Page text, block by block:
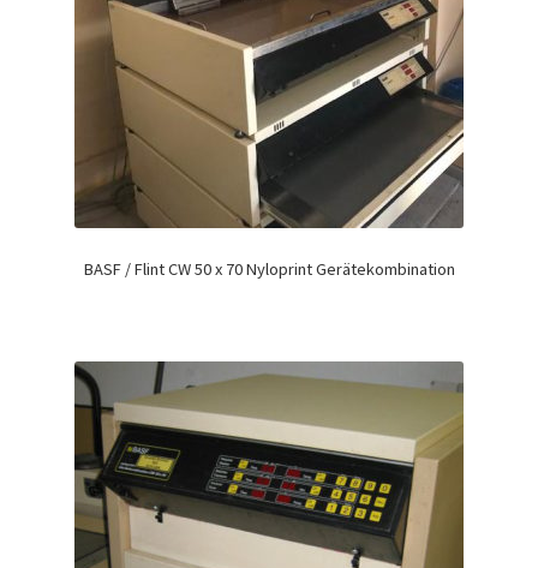
BASF / Flint CW 50 x 70 Nyloprint Gerätekombination